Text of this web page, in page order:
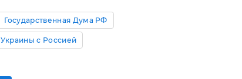
Государственная Дума РФ
с Россией